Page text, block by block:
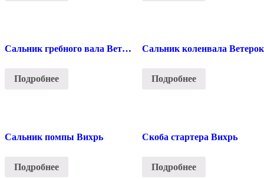
Сальник гребного вала Ветерок
Подробнее
Сальник коленвала Ветерок
Подробнее
Сальник помпы Вихрь
Подробнее
Скоба стартера Вихрь
Подробнее